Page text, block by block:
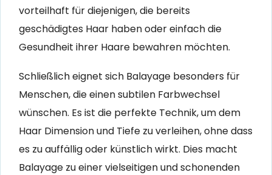
vorteilhaft für diejenigen, die bereits
geschädigtes Haar haben oder einfach die
Gesundheit ihrer Haare bewahren möchten.
Schließlich eignet sich Balayage besonders für
Menschen, die einen subtilen Farbwechsel
wünschen. Es ist die perfekte Technik, um dem
Haar Dimension und Tiefe zu verleihen, ohne dass
es zu auffällig oder künstlich wirkt. Dies macht
Balayage zu einer vielseitigen und schonenden